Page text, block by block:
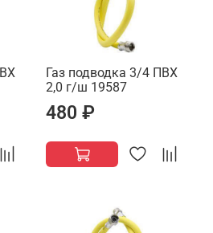
Газ подводка 3/4 ПВХ
2,0 г/ш 19587
480 ₽